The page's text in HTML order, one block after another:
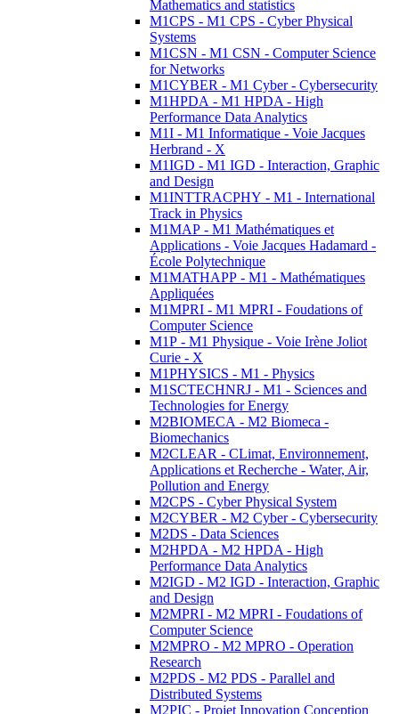
Mathematics and statistics
M1CPS - M1 CPS - Cyber Physical
Systems
M1CSN - M1 CSN - Computer Science
for Networks
M1CYBER - M1 Cyber - Cybersecurity
M1HPDA - M1 HPDA - High
Performance Data Analytics
M1I - M1 Informatique - Voie Jacques
Herbrand - X
M1IGD - M1 IGD - Interaction, Graphic
and Design
M1INTTRACPHY - M1 - International
Track in Physics
M1MAP - M1 Mathématiques et
Applications - Voie Jacques Hadamard -
École Polytechnique
M1MATHAPP - M1 - Mathématiques
Appliquées
M1MPRI - M1 MPRI - Foudations of
Computer Science
M1P - M1 Physique - Voie Irène Joliot
Curie - X
M1PHYSICS - M1 - Physics
M1SCTECHNRJ - M1 - Sciences and
Technologies for Energy
M2BIOMECA - M2 Biomeca -
Biomechanics
M2CLEAR - CLimat, Environnement,
Applications et Recherche - Water, Air,
Pollution and Energy
M2CPS - Cyber Physical System
M2CYBER - M2 Cyber - Cybersecurity
M2DS - Data Sciences
M2HPDA - M2 HPDA - High
Performance Data Analytics
M2IGD - M2 IGD - Interaction, Graphic
and Design
M2MPRI - M2 MPRI - Foudations of
Computer Science
M2MPRO - M2 MPRO - Operation
Research
M2PDS - M2 PDS - Parallel and
Distributed Systems
M2PIC - Projet Innovation Conception